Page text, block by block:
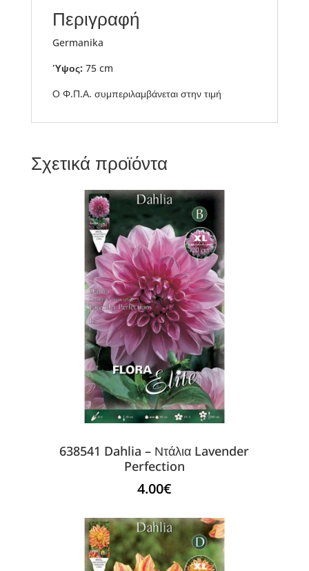
Περιγραφή
Germanika
Ύψος: 75 cm
Ο Φ.Π.Α. συμπεριλαμβάνεται στην τιμή
Σχετικά προϊόντα
638541 Dahlia – Ντάλια Lavender
Perfection
4.00€